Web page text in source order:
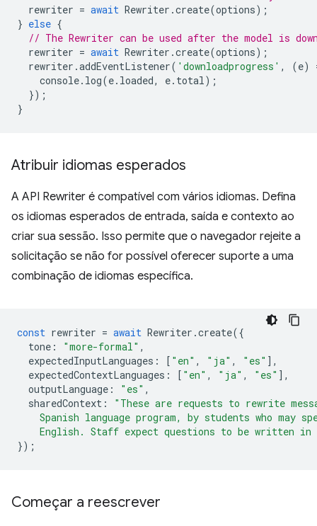
rewriter = await Rewriter .create(options);
} else {
// The Rewriter can be used after the model is
rewriter = await Rewriter .create(options);
rewriter .addEventListener( 'downloadprogress' , (e)
console. log(e. loaded, e. total);
});
}
Atribuir idiomas esperados
A API Rewriter é compatível com vários idiomas. Defina
os idiomas esperados de entrada, saída e contexto ao
criar sua sessão. Isso permite que o navegador rejeite a
solicitação se não for possível oferecer suporte a uma
combinação de idiomas específica.
const rewriter = await Rewriter .create({
tone : "more-formal" ,
expectedInputLanguages : [ "en" , "ja" , "es" ],
expectedContextLanguages : [ "en" , "ja" , "es" ],
outputLanguage : "es" ,
sharedContext :
"These are requests to rewrite
Spanish language program, by students who may
English. Staff expect questions to be written in
});
Começar a reescrever